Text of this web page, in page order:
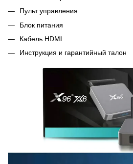
Пульт управления
Блок питания
Кабель HDMI
Инструкция и гарантийный талон